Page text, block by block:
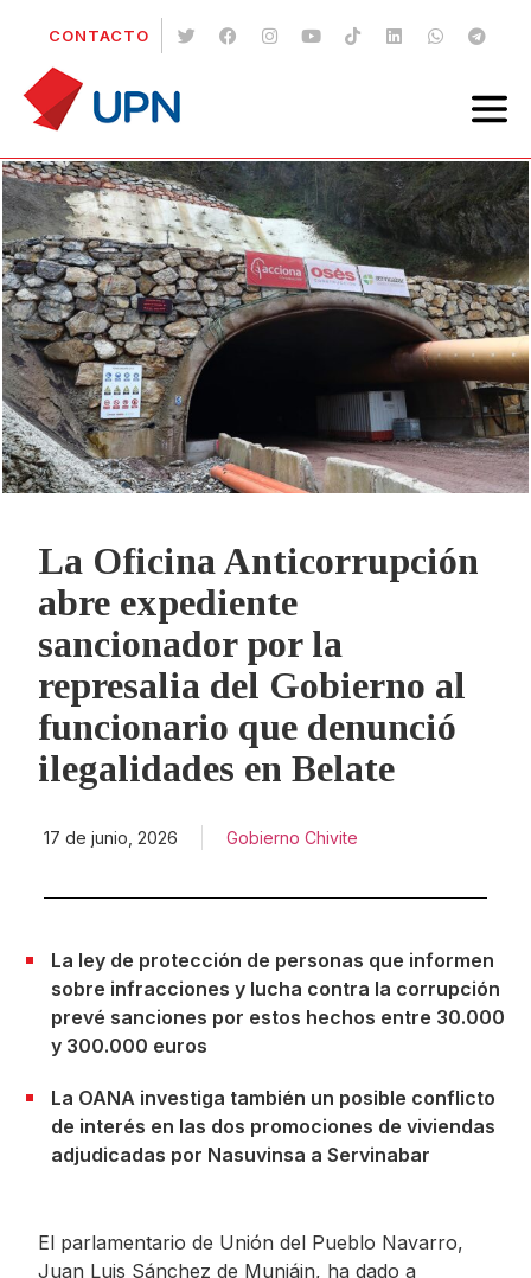
CONTACTO
La Oficina Anticorrupción
abre expediente
sancionador por la
represalia del Gobierno al
funcionario que denunció
ilegalidades en Belate
17 de junio, 2026 Gobierno Chivite
La ley de protección de personas que informen
sobre infracciones y lucha contra la corrupción
prevé sanciones por estos hechos entre 30.000
y 300.000 euros
La OANA investiga también un posible conflicto
de interés en las dos promociones de viviendas
adjudicadas por Nasuvinsa a Servinabar
El parlamentario de Unión del Pueblo Navarro,
Juan Luis Sánchez de Muniáin, ha dado a